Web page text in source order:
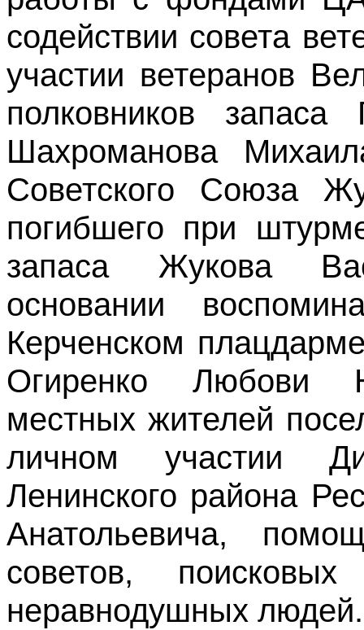
содействии совета
участии ветеранов
полковников
Шахроманова
Советского Союза
погибшего при
запаса Жукова
основании
Керченском
Огиренко Любови
местных жителей
личном участии
Ленинского района
Анатольевича,
советов,
неравнодушных людей.